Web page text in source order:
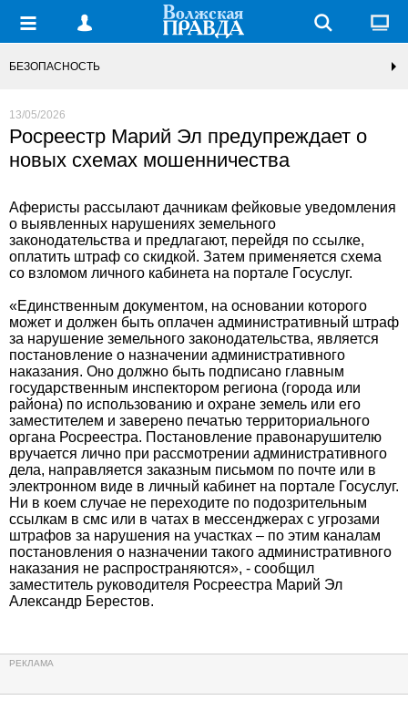
БЕЗОПАСНОСТЬ
13/05/2026
Росреестр Марий Эл предупреждает о
новых схемах мошенничества
Аферисты рассылают дачникам фейковые уведомления
о выявленных нарушениях земельного
законодательства и предлагают, перейдя по ссылке,
оплатить штраф со скидкой. Затем применяется схема
со взломом личного кабинета на портале Госуслуг.
«Единственным документом, на основании которого
может и должен быть оплачен административный штраф
за нарушение земельного законодательства, является
постановление о назначении административного
наказания. Оно должно быть подписано главным
государственным инспектором региона (города или
района) по использованию и охране земель или его
заместителем и заверено печатью территориального
органа Росреестра. Постановление правонарушителю
вручается лично при рассмотрении административного
дела, направляется заказным письмом по почте или в
электронном виде в личный кабинет на портале Госуслуг.
Ни в коем случае не переходите по подозрительным
ссылкам в смс или в чатах в мессенджерах с угрозами
штрафов за нарушения на участках – по этим каналам
постановления о назначении такого административного
наказания не распространяются», - сообщил
заместитель руководителя Росреестра Марий Эл
Александр Берестов.